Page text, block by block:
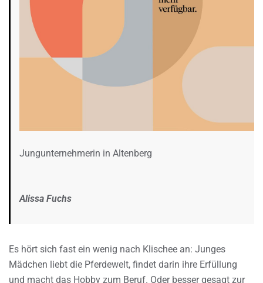
Jungunternehmerin in Altenberg
Alissa Fuchs
Es hört sich fast ein wenig nach Klischee an: Junges
Mädchen liebt die Pferdewelt, findet darin ihre Erfüllung
und macht das Hobby zum Beruf. Oder besser gesagt zur